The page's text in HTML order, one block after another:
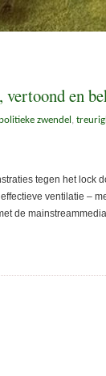
vertoond en
zwendel
tegen het lock
ventilatie –
de